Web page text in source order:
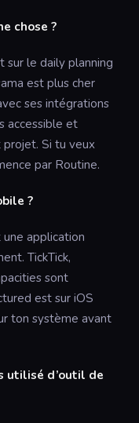
chose ?
sur le daily planning
est plus cher
ses intégrations
accessible et
Si tu veux
par Routine.
?
application
TickTick,
sont
est sur iOS
ton système avant
utilisé d’outil de